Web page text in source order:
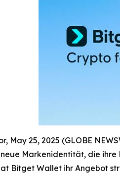
May 25, 2025 (GLOBE
Markenidentität, die
Bitget Wallet ihr Angebot